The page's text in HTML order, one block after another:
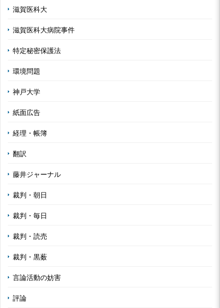
滋賀医科大
滋賀医科大病院事件
特定秘密保護法
環境問題
神戸大学
紙面広告
経理・帳簿
翻訳
藤井ジャーナル
裁判・朝日
裁判・毎日
裁判・読売
裁判・黒薮
言論活動の妨害
評論